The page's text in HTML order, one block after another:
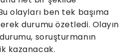
olayları ben tek başıma
durumu özetledi. Olayın
soruşturmanın
kazanacak.